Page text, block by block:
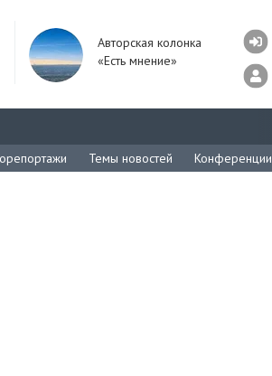
Авторская колонка
«Есть мнение»
Темы новостей Конференции